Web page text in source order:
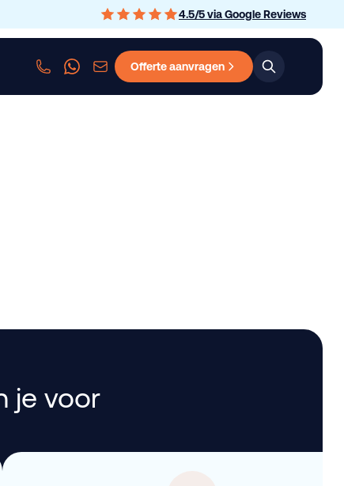
4.5/5via Google Reviews
Offerte aanvragen
je voor